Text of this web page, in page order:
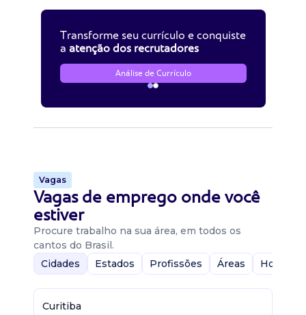
Transforme seu currículo e conquiste
a atenção dos recrutadores
Análise de Currículo
Vagas
Vagas de emprego onde você
estiver
Procure trabalho na sua área, em todos os
cantos do Brasil.
Cidades
Estados Profissões Áreas Home-
Curitiba